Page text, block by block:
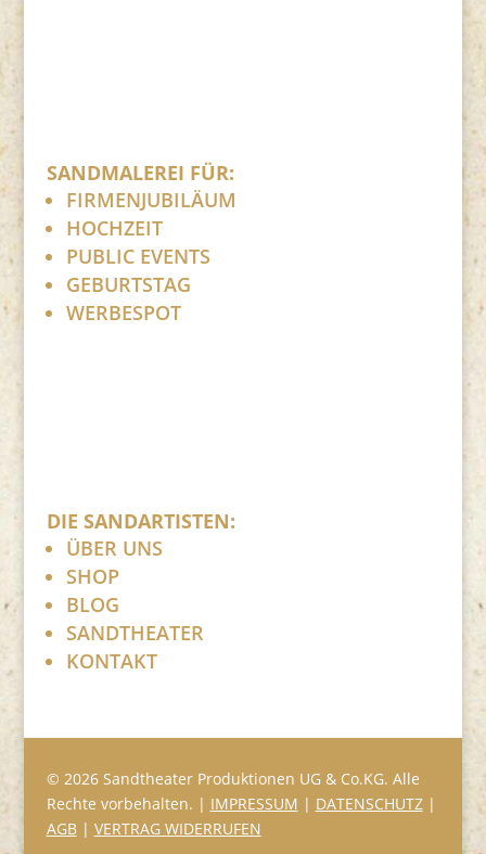
SANDMALEREI FÜR:
FIRMENJUBILÄUM
HOCHZEIT
PUBLIC EVENTS
GEBURTSTAG
WERBESPOT
DIE SANDARTISTEN:
ÜBER UNS
SHOP
BLOG
SANDTHEATER
KONTAKT
© 2026 Sandtheater Produktionen UG & Co.KG. Alle
Rechte vorbehalten. | IMPRESSUM | DATENSCHUTZ|
AGB| VERTRAG WIDERRUFEN